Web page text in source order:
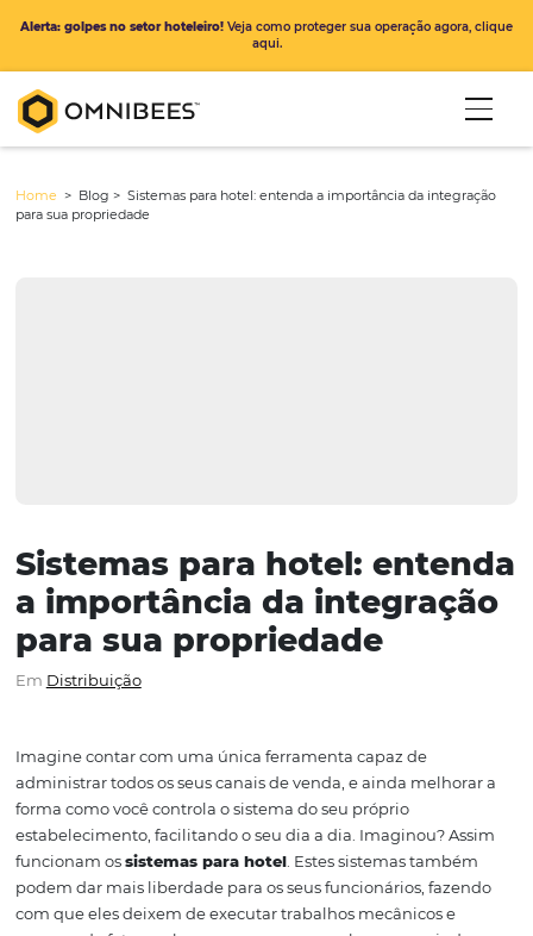
Sistemas para hotel:
para sua propriedade
Em Distribuição
Imagine contar com uma única ferramenta capaz de
administrar todos os seus canais de venda, e ainda
Alerta: golpes no setor hoteleiro!Veja como proteger sua operação